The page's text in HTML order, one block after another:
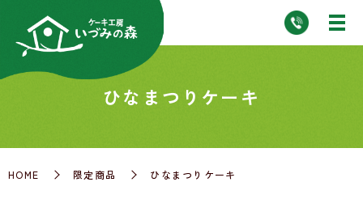
ひなまつりケーキ
HOME 限定商品 ひなまつりケーキ